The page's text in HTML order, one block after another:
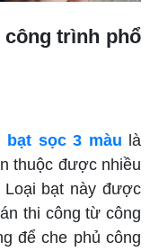
trình phổ
bạt sọc 3 màu là
thuộc được nhiều
bạt này được
thi công từ công
để che phủ công